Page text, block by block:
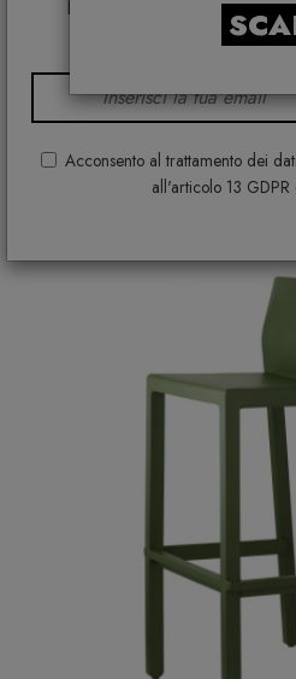
Franke, Gufram, Memphis,
Dunavox,
Acconsento al trattamento dei
all'articolo 13
€ 82,00
+ VARIANTI DISPONIBILI